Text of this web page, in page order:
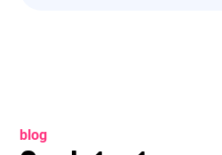
blog